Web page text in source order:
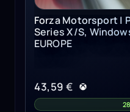
Forza Motorsport |
Series X/S,
EUROPE
43,59 €